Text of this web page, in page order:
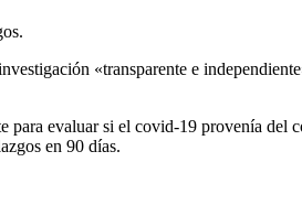
«transparente e
evaluar si el covid-19 provenía del
en 90 días.